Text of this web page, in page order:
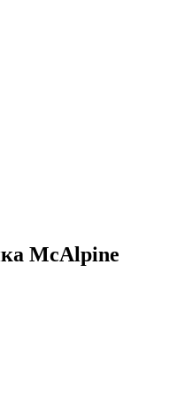
McAlpine